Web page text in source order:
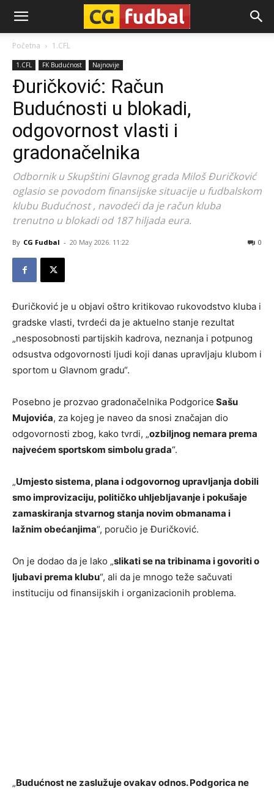
CG-
Fudbal
Početna 1.CFL
1.CFL FK Budućnost Najnovije
Đuričković: Račun
Budućnosti u blokadi,
odgovornost vlasti i
gradonačelnika
Odbornik u Skupštini Glavnog grada Miloš Đuričković
oglasio se povodom finansijske situacije u fudbalskom
klubu Budućnost , navodeći da je račun kluba
trenutno u blokadi od 187 hiljada eura.
By CG Fudbal - 20 May 2026. 11:22 0
Đuričković je u objavi oštro kritikovao rukovodstvo kluba i
gradske vlasti, tvrdeći da je aktuelno stanje rezultat
„nesposobnosti partijskih kadrova, neznanja i potpunog
odsustva odgovornosti ljudi koji danas upravljaju klubom i
sportom u Glavnom gradu“.
Posebno je prozvao gradonačelnika Podgorice Sašu
Mujovića, za kojeg je naveo da snosi značajan dio
odgovornosti zbog, kako tvrdi, „ozbiljnog nemara prema
najvećem sportskom simbolu grada“.
„Umjesto sistema, plana i odgovornog upravljanja dobili
smo improvizaciju, političko uhljebljavanje i pokušaje
zamaskiranja stvarnog stanja novim obmanama i
lažnim obećanjima“, poručio je Đuričković.
On je dodao da je lako „slikati se na tribinama i govoriti o
ljubavi prema klubu“, ali da je mnogo teže sačuvati
instituciju od finansijskih i organizacionih problema.
„Budućnost ne zaslužuje ovakav odnos. Podgorica ne